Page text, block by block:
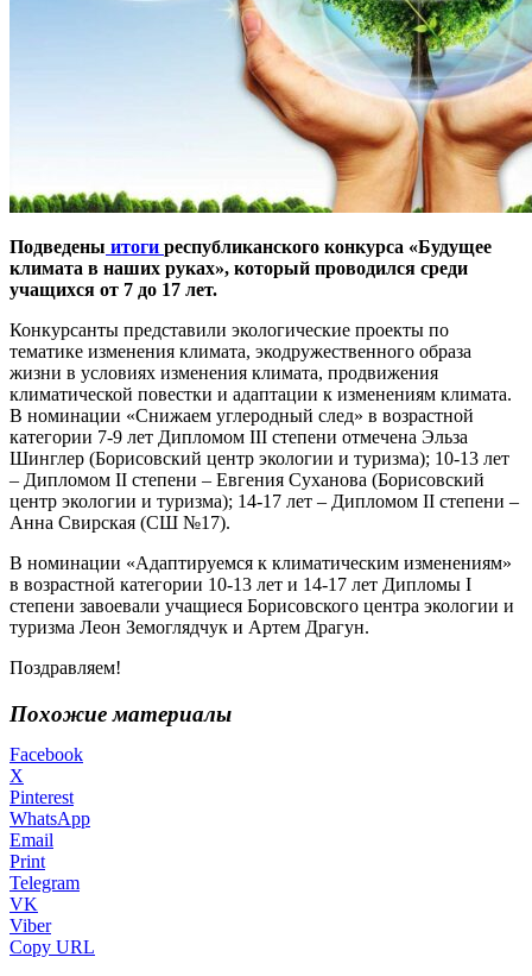
Подведены итоги республиканского конкурса «Будущее
климата в наших руках», который проводился среди
учащихся от 7 до 17 лет.
Конкурсанты представили экологические проекты по
тематике изменения климата, экодружественного образа
жизни в условиях изменения климата, продвижения
климатической повестки и адаптации к изменениям климата.
В номинации «Снижаем углеродный след» в возрастной
категории 7-9 лет Дипломом III степени отмечена Эльза
Шинглер (Борисовский центр экологии и туризма); 10-13 лет
– Дипломом II степени – Евгения Суханова (Борисовский
центр экологии и туризма); 14-17 лет – Дипломом II степени –
Анна Свирская (СШ №17).
В номинации «Адаптируемся к климатическим изменениям»
в возрастной категории 10-13 лет и 14-17 лет Дипломы I
степени завоевали учащиеся Борисовского центра экологии и
туризма Леон Земоглядчук и Артем Драгун.
Поздравляем!
Похожие материалы
Facebook
X
Pinterest
WhatsApp
Email
Print
Telegram
VK
Viber
Copy URL